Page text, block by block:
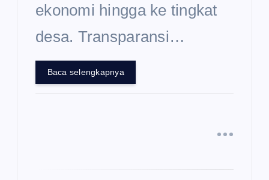
ekonomi hingga ke tingkat
desa. Transparansi…
Baca selengkapnya